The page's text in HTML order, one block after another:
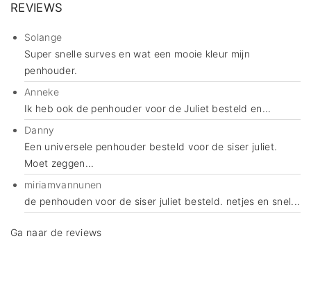
REVIEWS
Solange
Super snelle surves en wat een mooie kleur mijn
penhouder.
Anneke
Ik heb ook de penhouder voor de Juliet besteld en...
Danny
Een universele penhouder besteld voor de siser juliet.
Moet zeggen...
miriamvannunen
de penhouden voor de siser juliet besteld. netjes en snel...
Ga naar de reviews